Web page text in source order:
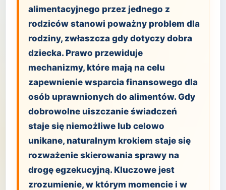
alimentacyjnego przez jednego z
rodziców stanowi poważny problem dla
rodziny, zwłaszcza gdy dotyczy dobra
dziecka. Prawo przewiduje
mechanizmy, które mają na celu
zapewnienie wsparcia finansowego dla
osób uprawnionych do alimentów. Gdy
dobrowolne uiszczanie świadczeń
staje się niemożliwe lub celowo
unikane, naturalnym krokiem staje się
rozważenie skierowania sprawy na
drogę egzekucyjną. Kluczowe jest
zrozumienie, w którym momencie i w